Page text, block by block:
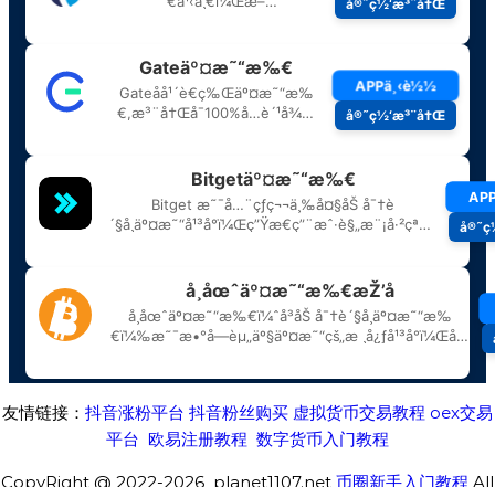
友情链接： 抖音涨粉平台 抖音粉丝购买 虚拟货币交易教程 oex交易
平台 欧易注册教程 数字货币入门教程
CopyRight @ 2022-2026 planet1107.net 币圈新手入门教程 All